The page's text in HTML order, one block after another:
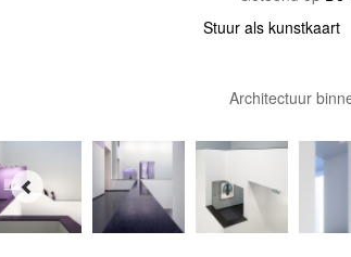
Stuur als kunstkaart
Architectuur